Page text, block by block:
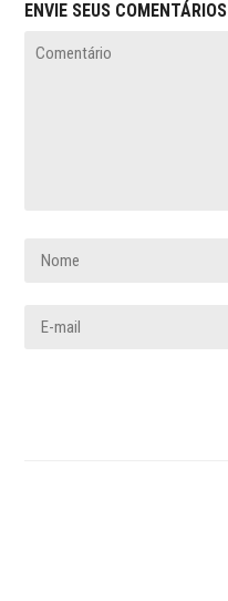
ENVIE SEUS COMENTÁRIOS